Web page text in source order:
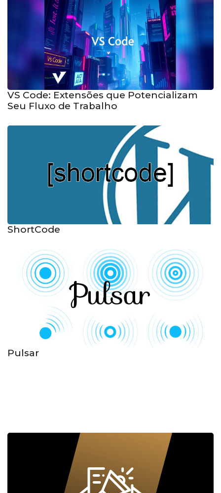
VS Code: Extensões que Potencializam
Seu Fluxo de Trabalho
ShortCode
Pulsar